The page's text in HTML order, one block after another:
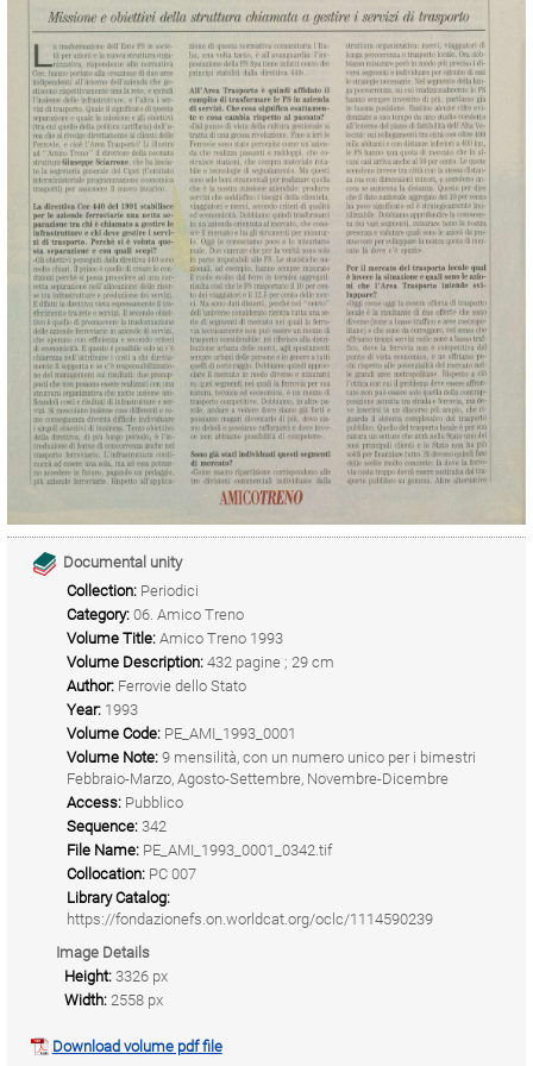
Documental unity
Collection: Periodici
Category: 06. Amico Treno
Volume Title: Amico Treno 1993
Volume Description: 432 pagine ; 29 cm
Author: Ferrovie dello Stato
Year: 1993
Volume Code: PE_AMI_1993_0001
Volume Note: 9 mensilità, con un numero unico per i bimestri
Febbraio-Marzo, Agosto-Settembre, Novembre-Dicembre
Access: Pubblico
Sequence: 342
File Name: PE_AMI_1993_0001_0342.tif
Collocation: PC 007
Library Catalog:
https://fondazionefs.on.worldcat.org/oclc/1114590239
Image Details
Height: 3326 px
Width: 2558 px
Download volume pdf file